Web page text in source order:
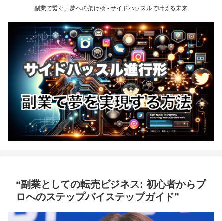
副業で繋ぐ、夢への架け橋 - サイドハッスルで叶える未来
“副業としての転売ビジネス: 初心者からプ
ロへのステップバイステップガイド”